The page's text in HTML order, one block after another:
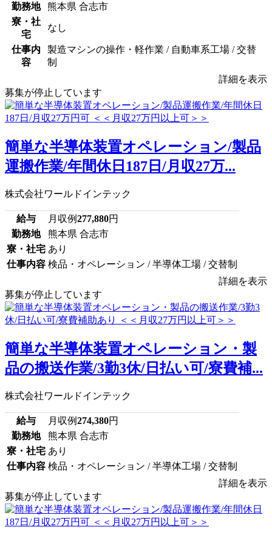
勤務地
熊本県 合志市
寮・社
宅
なし
仕事内
容
製造マシンの操作・軽作業 / 自動車系工場 / 交替
制
詳細を表示
募集が停止しています
簡単な半導体装置オペレーション/製品
運搬作業/年間休日187日/月収27万...
株式会社ワールドインテック
給与 月収例277,880円
勤務地
熊本県 合志市
寮・社宅 あり
仕事内容 検品・オペレーション / 半導体工場 / 交替制
詳細を表示
募集が停止しています
簡単な半導体装置オペレーション・製
品の搬送作業/3勤3休/日払い可/寮費補...
株式会社ワールドインテック
給与 月収例274,380円
勤務地
熊本県 合志市
寮・社宅 あり
仕事内容 検品・オペレーション / 半導体工場 / 交替制
詳細を表示
募集が停止しています